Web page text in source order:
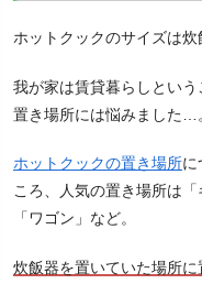
ホットクックのサイズは炊
我が家は賃貸暮らしという
置き場所には悩みました…
ホットクックの置き場所に
ころ、人気の置き場所は
「ワゴン」など。
炊飯器を置いていた場所